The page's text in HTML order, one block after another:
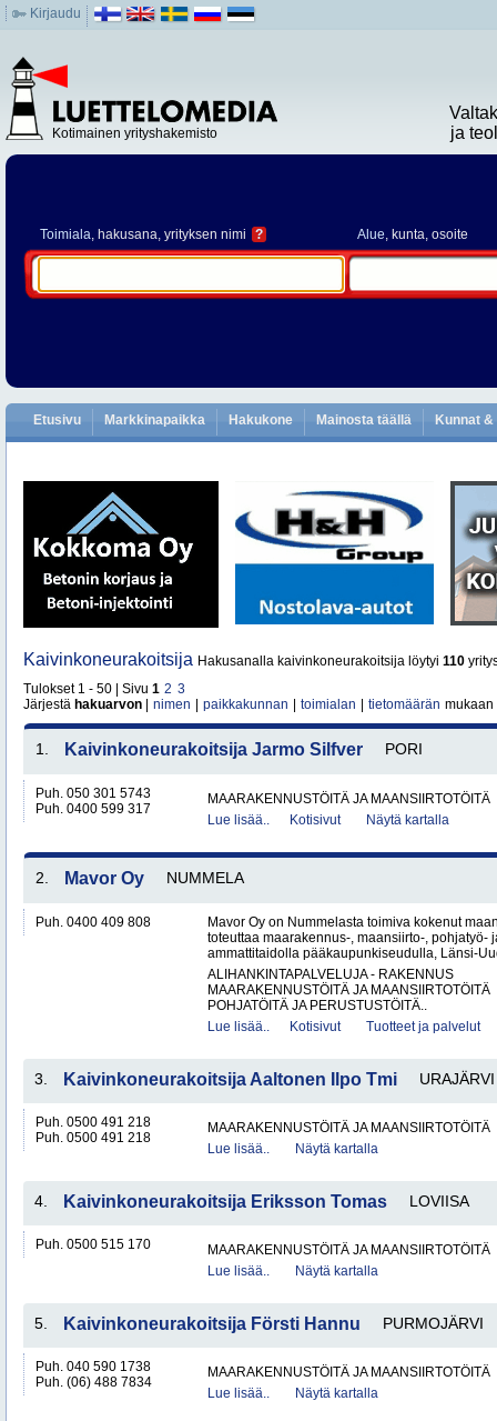
Kirjaudu
Kotimainen yrityshakemisto
ja
Toimiala, hakusana, yrityksen nimi ? Alue, kunta, osoite
Etusivu Markkinapaikka Hakukone Mainosta täällä Kunnat
Kaivinkoneurakoitsija Hakusanalla kaivinkoneurakoitsija löytyi 110
Tulokset 1 - 50 | Sivu 1 2 3
Järjestä hakuarvon nimen paikkakunnan toimialan tietomäärän mukaan
1. Kaivinkoneurakoitsija Jarmo Silfver PORI
Puh. 050 301 5743
Puh. 0400 599 317
MAARAKENNUSTÖITÄ JA MAANSIIRTOTÖITÄ
Lue lisää..
Kotisivut Näytä kartalla
2. Mavor Oy NUMMELA
Puh. 0400 409 808
Mavor Oy on Nummelasta toimiva kokenut
toteuttaa maarakennus-, maansiirto-, pohjatyö-
ammattitaidolla pääkaupunkiseudulla, Länsi-
ALIHANKINTAPALVELUJA - RAKENNUS
MAARAKENNUSTÖITÄ JA MAANSIIRTOTÖITÄ
POHJATÖITÄ JA PERUSTUSTÖITÄ..
Lue lisää..
Kotisivut Tuotteet ja palvelut
3. Kaivinkoneurakoitsija Aaltonen Ilpo Tmi URAJÄRVI
Puh. 0500 491 218
Puh. 0500 491 218
MAARAKENNUSTÖITÄ JA MAANSIIRTOTÖITÄ
Lue lisää..
Näytä kartalla
4. Kaivinkoneurakoitsija Eriksson Tomas LOVIISA
Puh. 0500 515 170
MAARAKENNUSTÖITÄ JA MAANSIIRTOTÖITÄ
Lue lisää..
Näytä kartalla
5. Kaivinkoneurakoitsija Försti Hannu PURMOJÄRVI
Puh. 040 590 1738
Puh. (06) 488 7834
MAARAKENNUSTÖITÄ JA MAANSIIRTOTÖITÄ
Lue lisää..
Näytä kartalla